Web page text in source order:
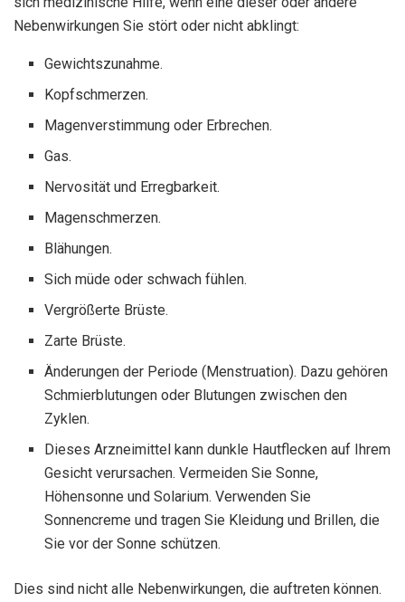
Nebenwirkungen Sie stört oder nicht abklingt:
Gewichtszunahme.
Kopfschmerzen.
Magenverstimmung oder Erbrechen.
Gas.
Nervosität und Erregbarkeit.
Magenschmerzen.
Blähungen.
Sich müde oder schwach fühlen.
Vergrößerte Brüste.
Zarte Brüste.
Änderungen der Periode (Menstruation). Dazu gehören
Schmierblutungen oder Blutungen zwischen den
Zyklen.
Dieses Arzneimittel kann dunkle Hautflecken auf Ihrem
Gesicht verursachen. Vermeiden Sie Sonne,
Höhensonne und Solarium. Verwenden Sie
Sonnencreme und tragen Sie Kleidung und Brillen, die
Sie vor der Sonne schützen.
Dies sind nicht alle Nebenwirkungen, die auftreten können.